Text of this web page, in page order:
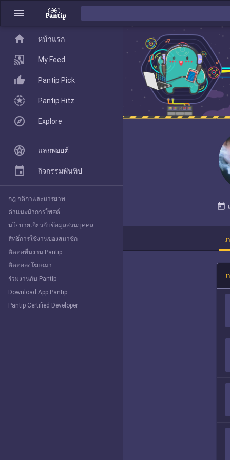
menu
today
home
Pantip Pick
Explore
home หน้าแรก
My Feed
Pantip Pick
Pantip Hitz
Explore
แลกพอยต์
กิจกรรมพันทิป
กฎ กติกาและมารยาท
คำแนะนำการโพสต์
นโยบายเกี่ยวกับข้อมูลส่วนบุคคล
สิทธิ์การใช้งานของสมาชิก
ติดต่อทีมงาน Pantip
ติดต่อลงโฆษณา
ร่วมงานกับ Pantip
Download App Pantip
Pantip Certified Developer